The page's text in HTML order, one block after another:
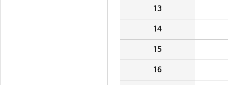
13
14
15
16